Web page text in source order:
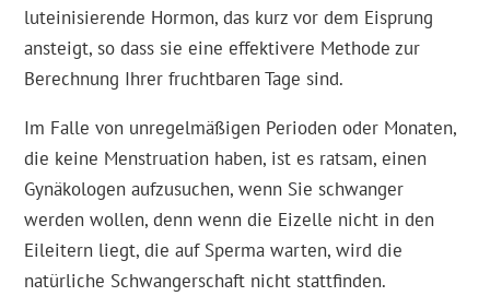
luteinisierende Hormon, das kurz vor dem Eisprung
ansteigt, so dass sie eine effektivere Methode zur
Berechnung Ihrer fruchtbaren Tage sind.
Im Falle von unregelmäßigen Perioden oder Monaten,
die keine Menstruation haben, ist es ratsam, einen
Gynäkologen aufzusuchen, wenn Sie schwanger
werden wollen, denn wenn die Eizelle nicht in den
Eileitern liegt, die auf Sperma warten, wird die
natürliche Schwangerschaft nicht stattfinden.